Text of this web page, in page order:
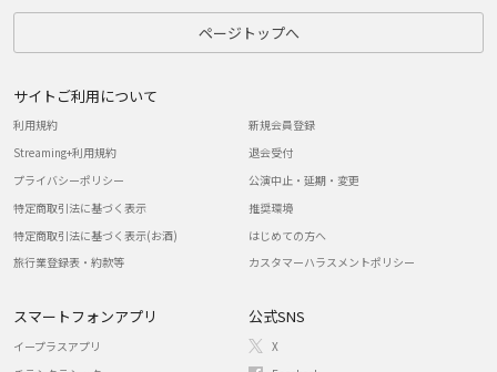
ページトップへ
サイトご利用について
利用規約
Streaming+利用規約
プライバシーポリシー
特定商取引法に基づく表示
特定商取引法に基づく表示(お酒)
旅行業登録表・約款等
新規会員登録
退会受付
公演中止・延期・変更
推奨環境
はじめての方へ
カスタマーハラスメントポリシー
スマートフォンアプリ
イープラスアプリ
公式SNS
X